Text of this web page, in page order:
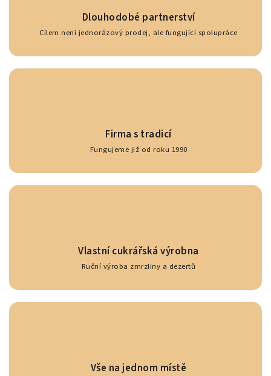
Dlouhodobé partnerství
Cílem není jednorázový prodej, ale fungující spolupráce
Firma s tradicí
Fungujeme již od roku 1990
Vlastní cukrářská výrobna
Ruční výroba zmrzliny a dezertů
Vše na jednom místě